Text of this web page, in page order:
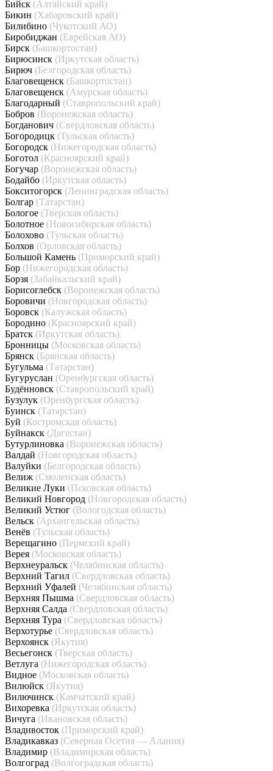
Бийск (Алтайский край)
Бикин (Хабаровский край)
Билибино (Чукотский АО)
Биробиджан (Еврейская АО)
Бирск (Башкортостан)
Бирюсинск (Иркутская область)
Бирюч (Белгородская область)
Благовещенск (Башкортостан)
Благовещенск (Амурская область)
Благодарный (Ставропольский край)
Бобров (Воронежская область)
Богданович (Свердловская область)
Богородицк (Тульская область)
Богородск (Нижегородская область)
Боготол (Красноярский край)
Богучар (Воронежская область)
Бодайбо (Иркутская область)
Бокситогорск (Ленинградская область)
Болгар (Татарстан)
Бологое (Тверская область)
Болотное (Новосибирская область)
Болохово (Тульская область)
Болхов (Орловская область)
Большой Камень (Приморский край)
Бор (Нижегородская область)
Борзя (Забайкальский край)
Борисоглебск (Воронежская область)
Боровичи (Новгородская область)
Боровск (Калужская область)
Бородино (Красноярский край)
Братск (Иркутская область)
Бронницы (Московская область)
Брянск (Брянская область)
Бугульма (Татарстан)
Бугуруслан (Оренбургская область)
Будённовск (Ставропольский край)
Бузулук (Оренбургская область)
Буинск (Татарстан)
Буй (Костромская область)
Буйнакск (Дагестан)
Бутурлиновка (Воронежская область)
Валдай (Новгородская область)
Валуйки (Белгородская область)
Велиж (Смоленская область)
Великие Луки (Псковская область)
Великий Новгород (Новгородская область)
Великий Устюг (Вологодская область)
Вельск (Архангельская область)
Венёв (Тульская область)
Верещагино (Пермский край)
Верея (Московская область)
Верхнеуральск (Челябинская область)
Верхний Тагил (Свердловская область)
Верхний Уфалей (Челябинская область)
Верхняя Пышма (Свердловская область)
Верхняя Салда (Свердловская область)
Верхняя Тура (Свердловская область)
Верхотурье (Свердловская область)
Верхоянск (Якутия)
Весьегонск (Тверская область)
Ветлуга (Нижегородская область)
Видное (Московская область)
Вилюйск (Якутия)
Вилючинск (Камчатский край)
Вихоревка (Иркутская область)
Вичуга (Ивановская область)
Владивосток (Приморский край)
Владикавказ (Северная Осетия — Алания)
Владимир (Владимирская область)
Волгоград (Волгоградская область)